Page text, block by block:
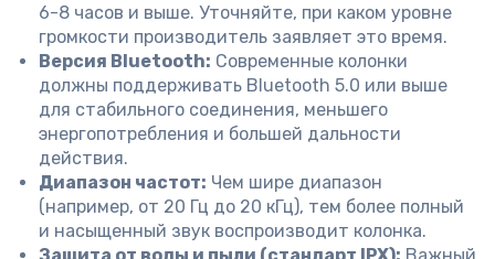
6-8 часов и выше. Уточняйте, при каком уровне
громкости производитель заявляет это время.
Версия Bluetooth: Современные колонки
должны поддерживать Bluetooth 5.0 или выше
для стабильного соединения, меньшего
энергопотребления и большей дальности
действия.
Диапазон частот: Чем шире диапазон
(например, от 20 Гц до 20 кГц), тем более полный
и насыщенный звук воспроизводит колонка.